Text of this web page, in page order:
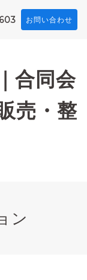
お問い合わせ
合同会
売・整
ン